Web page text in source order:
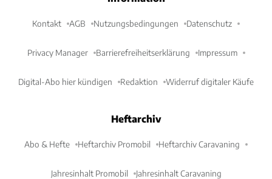
Kontakt AGB Nutzungsbedingungen Datenschutz
Privacy Manager Barrierefreiheitserklärung Impressum
Digital-Abo hier kündigen Redaktion Widerruf digitaler Käufe
Heftarchiv
Abo & Hefte Heftarchiv Promobil Heftarchiv Caravaning
Jahresinhalt Promobil Jahresinhalt Caravaning